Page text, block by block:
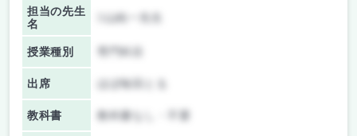
担当の先生
名
山純一先生
授業種別
出席 ほぼ毎回とる
教科書 教科書なし・不要